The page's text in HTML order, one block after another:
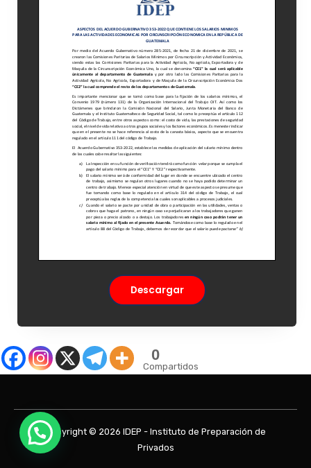
Descargar
0
Compartidos
Copyright © 2026 IDEP - Instituto de Preparación de
Privados